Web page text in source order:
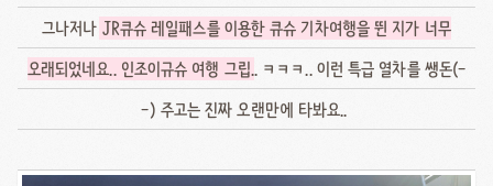
그나저나 JR큐슈 레일패스를 이용한 큐슈 기차여행을 뛴 지가 너무
오래되었네요.. 인조이규슈 여행 그립.. ㅋㅋㅋ.. 이런 특급 열차를 쌩돈(-
-) 주고는 진짜 오랜만에 타봐요..